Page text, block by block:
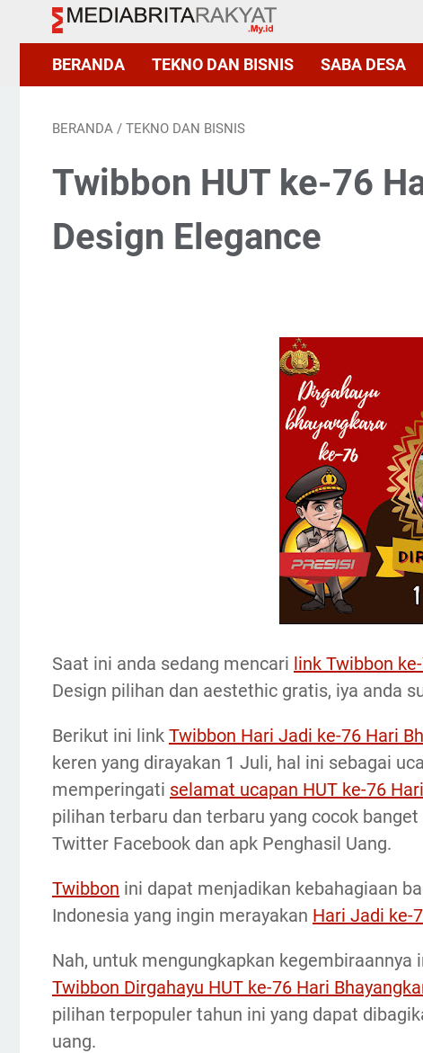
BERANDA TEKNO DAN BISNIS SABA DESA
BERANDA / TEKNO DAN BISNIS
Twibbon HUT ke-76
Design Elegance
Saat ini anda sedang mencari link Twibbon
Design pilihan dan aestethic gratis, iya anda
Berikut ini link Twibbon Hari Jadi ke-76 Hari
keren yang dirayakan 1 Juli, hal ini sebagai
memperingati selamat ucapan HUT ke-76
pilihan terbaru dan terbaru yang cocok
Twitter Facebook dan apk Penghasil Uang.
Twibbon ini dapat menjadikan kebahagiaan
Indonesia yang ingin merayakan Hari Jadi ke-
Nah, untuk mengungkapkan
Twibbon Dirgahayu HUT ke-76 Hari
pilihan terpopuler tahun ini yang dapat
uang.